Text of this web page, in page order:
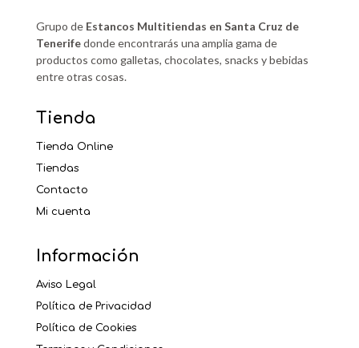
Grupo de Estancos Multitiendas en Santa Cruz de
Tenerifedonde encontrarás una amplia gama de
productos como galletas, chocolates, snacks y bebidas
entre otras cosas.
Tienda
Tienda Online
Tiendas
Contacto
Mi cuenta
Información
Aviso Legal
Política de Privacidad
Política de Cookies